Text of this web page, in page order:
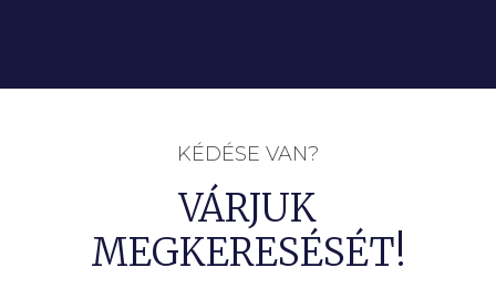
KÉDÉSE VAN?
VÁRJUK
MEGKERESÉSÉT!